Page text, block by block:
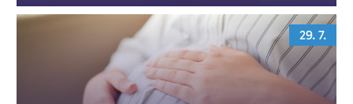
29. 7.